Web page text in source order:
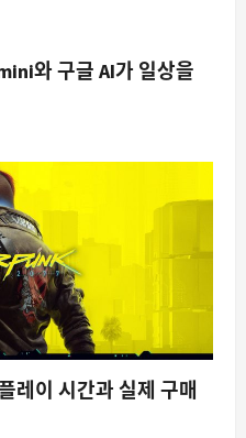
와 구글 AI가 일상을
레이 시간과 실제 구매